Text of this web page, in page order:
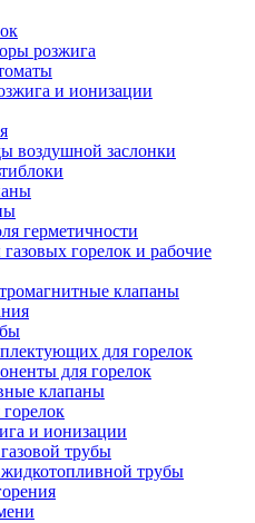
розжига
и ионизации
воздушной заслонки
герметичности
горелок и рабочие
клапаны
для горелок
для горелок
клапаны
и ионизации
трубы
трубы